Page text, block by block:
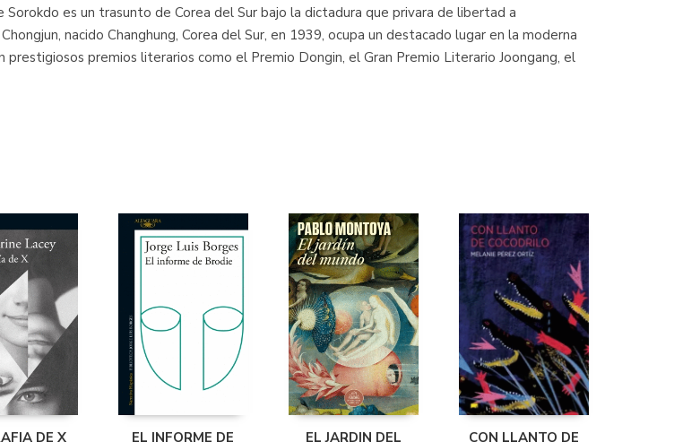
es un trasunto de Corea del Sur bajo la dictadura que privara de libertad a
nacido Changhung, Corea del Sur, en 1939, ocupa un destacado lugar en la moderna
premios literarios como el Premio Dongin, el Gran Premio Literario Joongang, el
DE X
EL INFORME DE
EL JARDIN DEL
CON LLANTO DE